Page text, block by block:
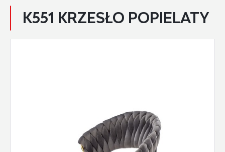
K551 KRZESŁO POPIELATY